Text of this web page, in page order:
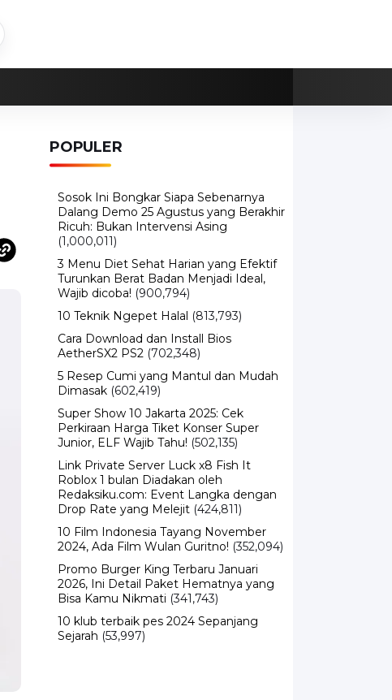
POPULER
Sosok Ini Bongkar Siapa Sebenarnya
Dalang Demo 25 Agustus yang Berakhir
Ricuh: Bukan Intervensi Asing
(1,000,011)
3 Menu Diet Sehat Harian yang Efektif
Turunkan Berat Badan Menjadi Ideal,
Wajib dicoba! (900,794)
10 Teknik Ngepet Halal (813,793)
Cara Download dan Install Bios
AetherSX2 PS2 (702,348)
5 Resep Cumi yang Mantul dan Mudah
Dimasak (602,419)
Super Show 10 Jakarta 2025: Cek
Perkiraan Harga Tiket Konser Super
Junior, ELF Wajib Tahu! (502,135)
Link Private Server Luck x8 Fish It
Roblox 1 bulan Diadakan oleh
Redaksiku.com: Event Langka dengan
Drop Rate yang Melejit (424,811)
10 Film Indonesia Tayang November
2024, Ada Film Wulan Guritno! (352,094)
Promo Burger King Terbaru Januari
2026, Ini Detail Paket Hematnya yang
Bisa Kamu Nikmati (341,743)
10 klub terbaik pes 2024 Sepanjang
Sejarah (53,997)